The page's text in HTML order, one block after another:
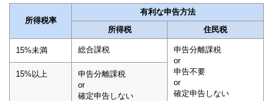
所得税率
有利な申告方法
所得税
住民税
15%未満 総合課税
申告分離課税
or
申告不要
or
確定申告しない
15%以上
申告分離課税
or
確定申告しない